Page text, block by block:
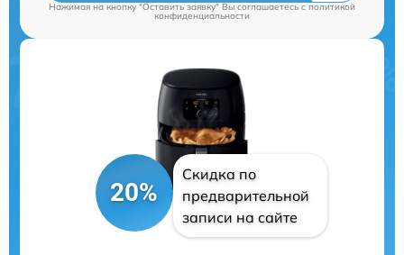
Нажимая на кнопку "Оставить заявку" Вы соглашаетесь c политикой
конфиденциальности
20%
Скидка по
предварительной
записи на сайте